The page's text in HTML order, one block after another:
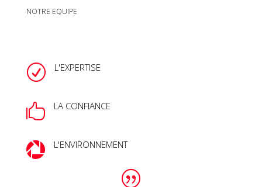
NOTRE EQUIPE
R L'EXPERTISE
 LA CONFIANCE
 L'ENVIRONNEMENT